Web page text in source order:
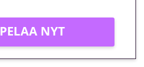
PELAA NYT